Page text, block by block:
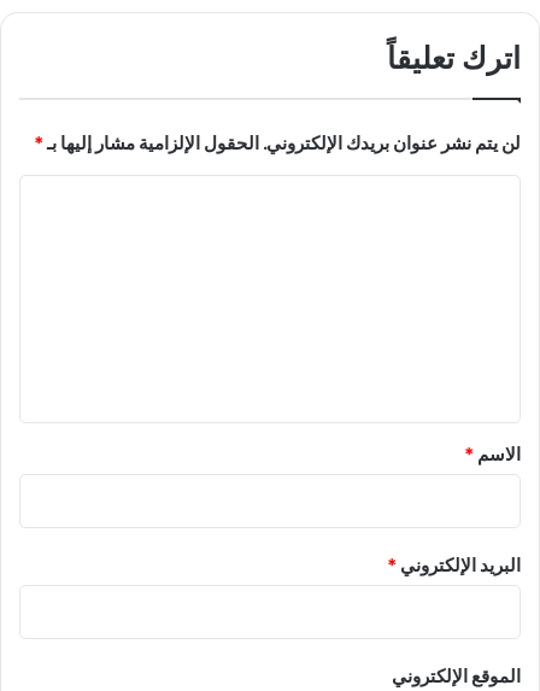
اترك تعليقاً
لن يتم نشر عنوان بريدك الإلكتروني. الحقول الإلزامية مشار إليها بـ*
*
الاسم *
البريد الإلكتروني *
الموقع الإلكتروني